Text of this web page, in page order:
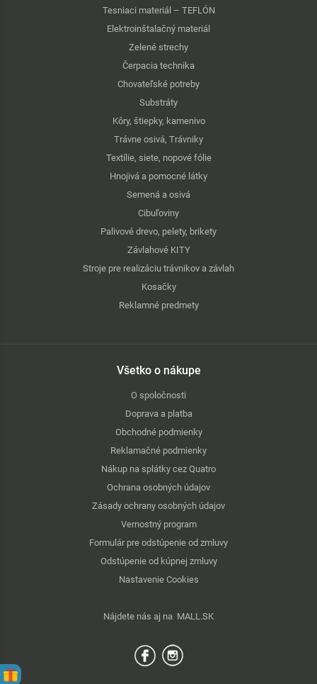
Tesniaci materiál – TEFLÓN
Elektroinštalačný materiál
Zelené strechy
Čerpacia technika
Chovateľské potreby
Substráty
Kôry, štiepky, kamenivo
Trávne osivá, Trávniky
Textílie, siete, nopové fólie
Hnojivá a pomocné látky
Semená a osivá
Cibuľoviny
Palivové drevo, pelety, brikety
Závlahové KITY
Stroje pre realizáciu trávnikov a závlah
Kosačky
Reklamné predmety
Všetko o nákupe
O spoločnosti
Doprava a platba
Obchodné podmienky
Reklamačné podmienky
Nákup na splátky cez Quatro
Ochrana osobných údajov
Zásady ochrany osobných údajov
Vernostný program
Formulár pre odstúpenie od zmluvy
Odstúpenie od kúpnej zmluvy
Nastavenie Cookies
Nájdete nás aj na MALL.SK